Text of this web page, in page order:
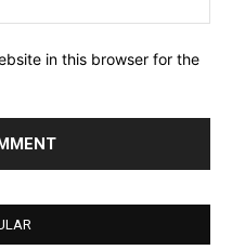
in this browser for the